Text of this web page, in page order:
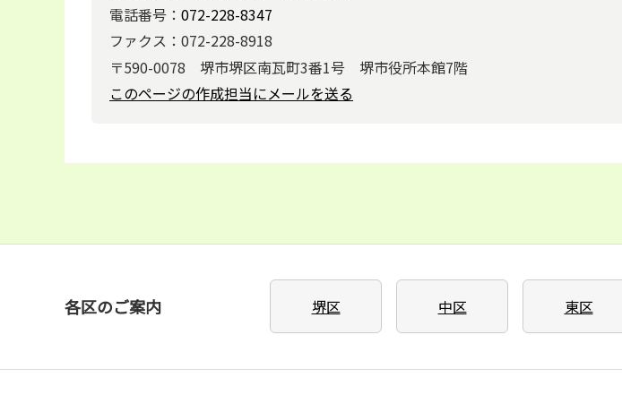
電話番号： 072-228-8347
ファクス：072-228-8918
〒590-0078 堺市堺区南瓦町3番1号 堺市役所本館7階
このページの作成担当にメールを送る
各区のご案内 堺区 中区 東区